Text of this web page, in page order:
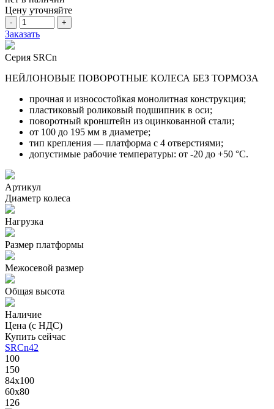
Цену уточняйте
- +
Заказать
Серия SRCn
НЕЙЛОНОВЫЕ ПОВОРОТНЫЕ КОЛЕСА БЕЗ ТОРМОЗА
прочная и износостойкая монолитная конструкция;
пластиковый роликовый подшипник в оси;
поворотный кронштейн из оцинкованной стали;
от 100 до 195 мм в диаметре;
тип крепления — платформа с 4 отверстиями;
допустимые рабочие температуры: от -20 до +50 °С.
Артикул
Диаметр колеса
Нагрузка
Размер платформы
Межосевой размер
Общая высота
Наличие
Цена (с НДС)
Купить сейчас
SRCn42
100
150
84x100
60x80
126